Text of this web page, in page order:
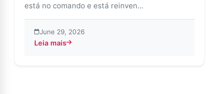
está no comando e está reinven...
June 29, 2026
Leia mais
about As Melhores Dicas para Usar o Insta Pro 2